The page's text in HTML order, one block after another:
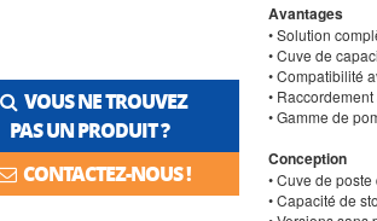
VOUS NE TROUVEZ
PAS UN PRODUIT ?
CONTACTEZ-NOUS !
Avantages
• Solution
• Cuve de
• Compatibilité
•
• Gamme de
Conception
• Cuve de
• Capacité de